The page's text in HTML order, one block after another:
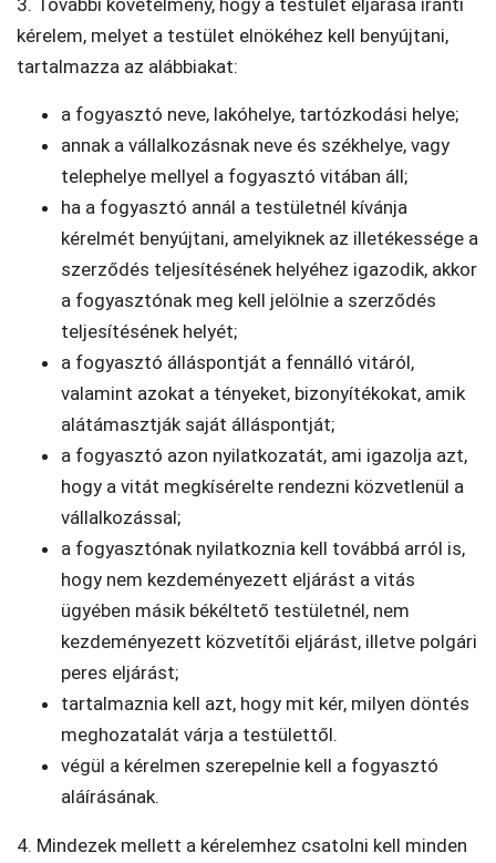
kérelem, melyet a testület elnökéhez kell benyújtani,
tartalmazza az alábbiakat:
a fogyasztó neve, lakóhelye, tartózkodási helye;
annak a vállalkozásnak neve és székhelye, vagy
telephelye mellyel a fogyasztó vitában áll;
ha a fogyasztó annál a testületnél kívánja
kérelmét benyújtani, amelyiknek az illetékessége a
szerződés teljesítésének helyéhez igazodik, akkor
a fogyasztónak meg kell jelölnie a szerződés
teljesítésének helyét;
a fogyasztó álláspontját a fennálló vitáról,
valamint azokat a tényeket, bizonyítékokat, amik
alátámasztják saját álláspontját;
a fogyasztó azon nyilatkozatát, ami igazolja azt,
hogy a vitát megkísérelte rendezni közvetlenül a
vállalkozással;
a fogyasztónak nyilatkoznia kell továbbá arról is,
hogy nem kezdeményezett eljárást a vitás
ügyében másik békéltető testületnél, nem
kezdeményezett közvetítői eljárást, illetve polgári
peres eljárást;
tartalmaznia kell azt, hogy mit kér, milyen döntés
meghozatalát várja a testülettől.
végül a kérelmen szerepelnie kell a fogyasztó
aláírásának.
4. Mindezek mellett a kérelemhez csatolni kell minden